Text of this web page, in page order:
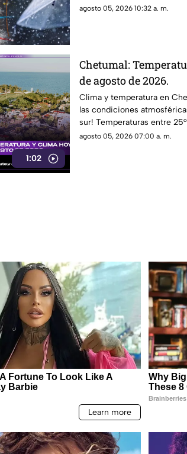
saber.
agosto 05, 2026 10:32 a. m.
1:02
Chetumal:
de agosto de 2026.
Clima y temperatura en
las condiciones
sur! Temperaturas entre
térmica de 37°C y
agosto 05, 2026 07:00 a. m.